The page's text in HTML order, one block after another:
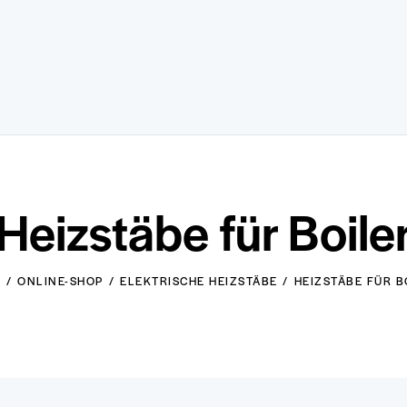
für
ONLINE-SHOP ELEKTRISCHE HEIZSTÄBE HEIZSTÄBE FÜR